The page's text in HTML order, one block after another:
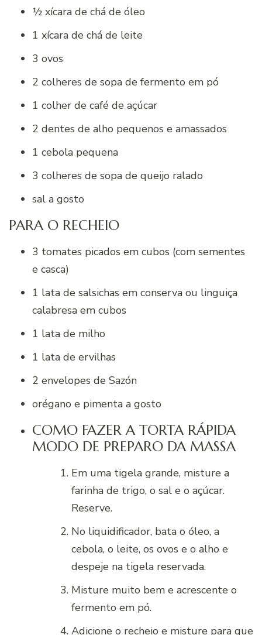
½ xícara de chá de óleo
1 xícara de chá de leite
3 ovos
2 colheres de sopa de fermento em pó
1 colher de café de açúcar
2 dentes de alho pequenos e amassados
1 cebola pequena
3 colheres de sopa de queijo ralado
sal a gosto
PARA O RECHEIO
3 tomates picados em cubos (com sementes
e casca)
1 lata de salsichas em conserva ou linguiça
calabresa em cubos
1 lata de milho
1 lata de ervilhas
2 envelopes de Sazón
orégano e pimenta a gosto
COMO FAZER A TORTA RÁPIDA
MODO DE PREPARO DA MASSA
Em uma tigela grande, misture a
farinha de trigo, o sal e o açúcar.
Reserve.
No liquidificador, bata o óleo, a
cebola, o leite, os ovos e o alho e
despeje na tigela reservada.
Misture muito bem e acrescente o
fermento em pó.
Adicione o recheio e misture para que